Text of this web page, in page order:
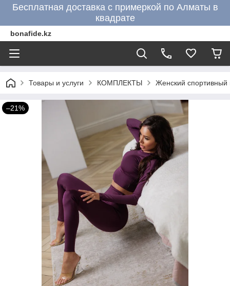
Бесплатная доставка с примеркой по Алматы в
квадрате
bonafide.kz
Товары и услуги КОМПЛЕКТЫ Женский спортивный
–21%